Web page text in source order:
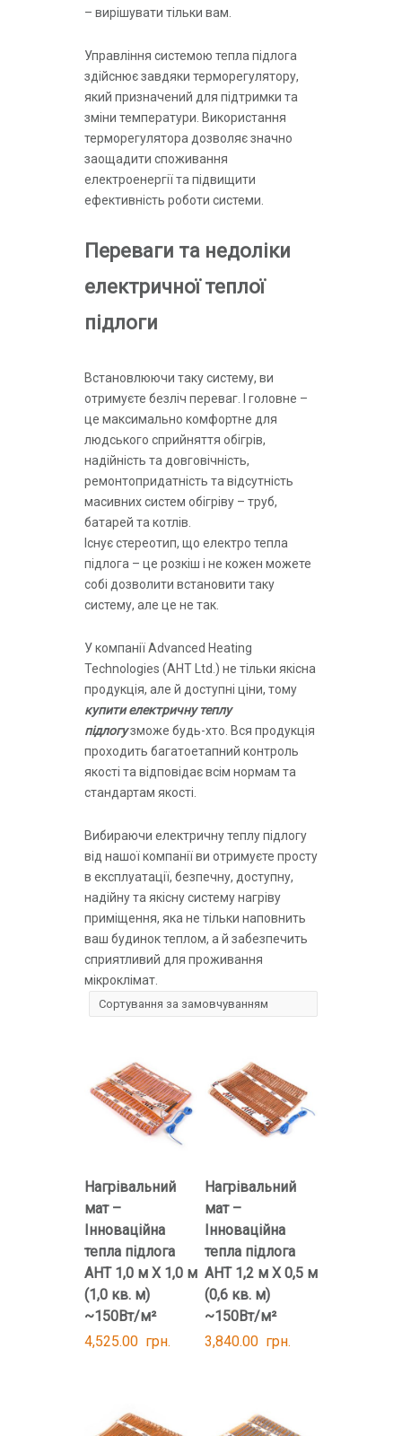
– вирішувати тільки вам.
Управління системою тепла підлога
здійснює завдяки терморегулятору,
який призначений для підтримки та
зміни температури. Використання
терморегулятора дозволяє значно
заощадити споживання
електроенергії та підвищити
ефективність роботи системи.
Переваги та недоліки
електричної теплої
підлоги
Встановлюючи таку систему, ви
отримуєте безліч переваг. І головне –
це максимально комфортне для
людського сприйняття обігрів,
надійність та довговічність,
ремонтопридатність та відсутність
масивних систем обігріву – труб,
батарей та котлів.
Існує стереотип, що електро тепла
підлога – це розкіш і не кожен можете
собі дозволити встановити таку
систему, але це не так.
У компанії Advanced Heating
Technologies (AHT Ltd.) не тільки якісна
продукція, але й доступні ціни, тому
купити електричну теплу
підлогузможе будь-хто. Вся продукція
проходить багатоетапний контроль
якості та відповідає всім нормам та
стандартам якості.
Вибираючи електричну теплу підлогу
від нашої компанії ви отримуєте просту
в експлуатації, безпечну, доступну,
надійну та якісну систему нагріву
приміщення, яка не тільки наповнить
ваш будинок теплом, а й забезпечить
сприятливий для проживання
мікроклімат.
Нагрівальний
мат –
Інноваційна
тепла підлога
AHT 1,0 м Х 1,0 м
(1,0 кв. м)
~150Вт/м²
4,525.00 грн.
Нагрівальний
мат –
Інноваційна
тепла підлога
AHT 1,2 м Х 0,5 м
(0,6 кв. м)
~150Вт/м²
3,840.00 грн.